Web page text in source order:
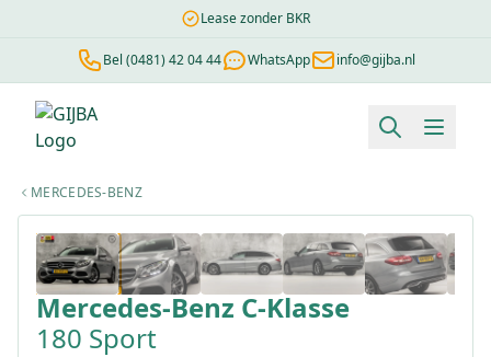
Lease zonder BKR
Bel (0481) 42 04 44 WhatsApp info@gijba.nl
Financial lease berekenen
MERCEDES-BENZ
Mercedes-BenzC-Klasse
180 Sport